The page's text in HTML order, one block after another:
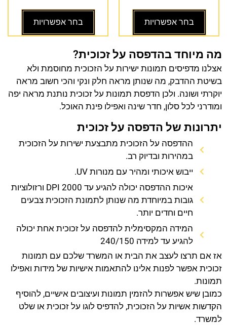
בחר אפשרויות בחר אפשרויות
מה מיוחד בהדפסה על זכוכית?
אצלנו מדפיסים תמונות ישירות על הזכוכית מחוסמת ולא
בשיטת ההדבק, מה שנותן מראה חלק ונקי והכי חשוב מראה
יוקרתי ושונה. ולכן הדפסת תמונות על זכוכית נותנת מראה יפה
ומודרני לכל סלון, חדר שינה ואפילו פינת האוכל.
יתרונות של הדפסה על זכוכית
ההדפסה על הזכוכית מתבצעת ישירות על הזכוכית
במהירות ובדיוק רב.
ייבוש איכותי ומהיר עם מנורות UV.
איכות ההדפסה יכולה להגיע עד 2000 DPI ורזולוציות
גובות במיוחדת מה שנותן לתמונת הזכוכית צבעים
חיים וחדים יותר.
המידה המקסימלית להדפסה על זכוכית אחת יכולה
להגיע עד למידה 240/150
אז אם תרצו לעצב את הבית או המשרד שלכם עם תמונות
זכוכית אפשר לפנות אלינו להתאמות אישיות של מידות ואפילו
תמונות.
כמובן שיש אפשרות להזמין תמונות ועיצובים אישיים, להוסיף
הקדשות אשיות על הזכוכית, להדפיס לוגו על זכוכית או שלט
למשרד.